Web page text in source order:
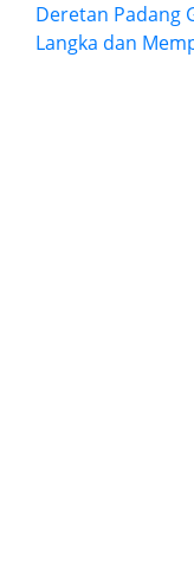
Deretan Padang
Langka dan